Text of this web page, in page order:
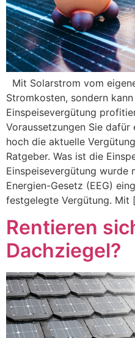
Mit Solarstrom vom
Stromkosten, sondern
Einspeisevergütung
Voraussetzungen Sie
hoch die aktuelle
Ratgeber. Was ist die
Einspeisevergütung wurde
Energien-Gesetz (EEG)
festgelegte Vergütung. Mit
Rentieren
Dachziegel?